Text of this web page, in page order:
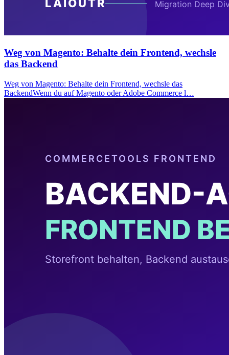
Weg von Magento: Behalte dein Frontend, wechsle
das Backend
Weg von Magento: Behalte dein Frontend, wechsle das
BackendWenn du auf Magento oder Adobe Commerce l…